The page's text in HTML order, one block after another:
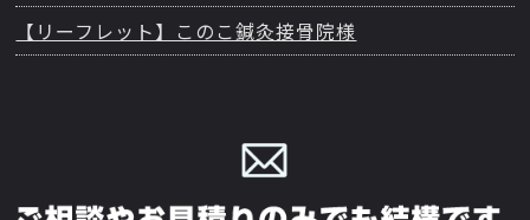
【リーフレット】このこ鍼灸接骨院様